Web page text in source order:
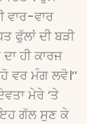
ਵਾਰ-ਵਾਰ
ਫੁੱਲਾਂ ਦੀ ਬੜੀ
ਹੀ ਕਾਰਜ
ਵਰ ਮੰਗ ਲਵੋ।’’
ਮੇਰੇ ’ਤੇ
ਇਹ ਗੱਲ ਸੁਣ ਕੇ